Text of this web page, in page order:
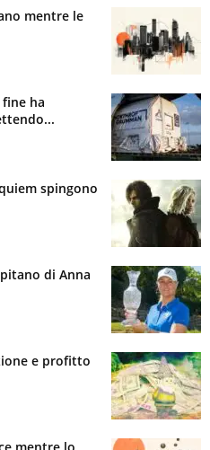
mentre le
ha
spingono
di Anna
e profitto